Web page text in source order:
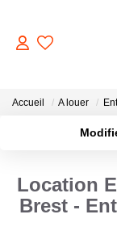
Accueil A louer
Sélectionnez...
Type de bien
Location
Brest -